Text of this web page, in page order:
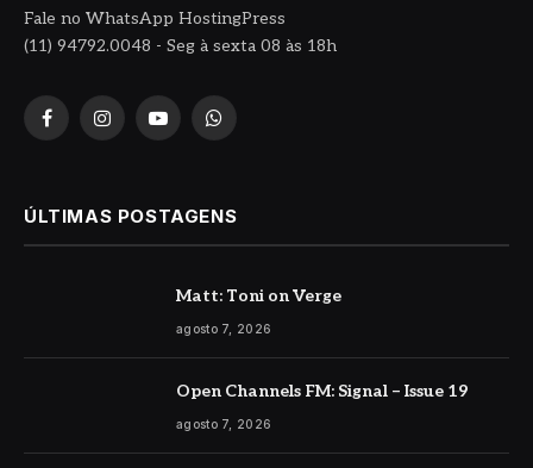
Fale no WhatsApp HostingPress
(11) 94792.0048 - Seg à sexta 08 às 18h
FacebookInstagramYouTubeWhatsApp
ÚLTIMAS POSTAGENS
Matt: Toni on Verge
agosto 7, 2026
Open Channels FM: Signal – Issue 19
agosto 7, 2026